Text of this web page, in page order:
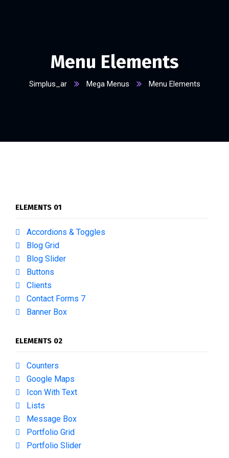
Menu Elements
Simplus_ar Mega Menus Menu Elements
ELEMENTS 01
Accordions & Toggles
Blog Grid
Blog Slider
Buttons
Clients
Contact Forms 7
Banner Box
ELEMENTS 02
Counters
Google Maps
Icon With Text
Lists
Message Box
Portfolio Grid
Portfolio Slider